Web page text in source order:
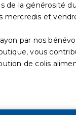
de la générosité
et
par nos
vous
de colis